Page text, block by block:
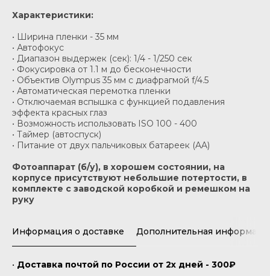
Характеристики:
• Ширина пленки - 35 мм
• Автофокус
• Диапазон выдержек (сек): 1/4 - 1/250 сек
• Фокусировка от 1.1 м до бесконечности
• Объектив Olympus 35 мм с диафрагмой f/4.5
• Автоматическая перемотка пленки
• Отключаемая вспышка с функцией подавления
эффекта красных глаз
• Возможность использовать ISO 100 - 400
• Таймер (автоспуск)
• Питание от двух пальчиковых батареек (AA)
Фотоаппарат (б/у), в хорошем состоянии, на
корпусе присутствуют небольшие потертости, в
комплекте с заводской коробкой и ремешком на
руку
Информация о доставке Дополнительная
• Доставка почтой по России от 2х дней - 300₽